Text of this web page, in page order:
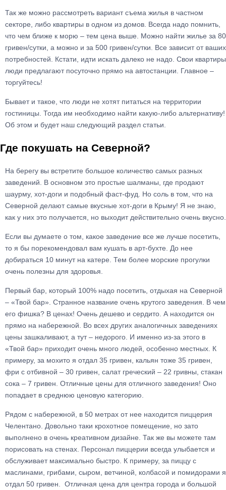
Так же можно рассмотреть вариант съема жилья в частном
секторе, либо квартиры в одном из домов. Всегда надо помнить,
что чем ближе к морю – тем цена выше. Можно найти жилье за 80
гривен/сутки, а можно и за 500 гривен/сутки. Все зависит от ваших
потребностей. Кстати, идти искать далеко не надо. Свои квартиры
люди предлагают посуточно прямо на автостанции. Главное –
торгуйтесь!
Бывает и такое, что люди не хотят питаться на территории
гостиницы. Тогда им необходимо найти какую-либо альтернативу!
Об этом и будет наш следующий раздел статьи.
Где покушать на Северной?
На берегу вы встретите большое количество самых разных
заведений. В основном это простые шалманы, где продают
шаурму, хот-доги и подобный фаст-фуд. Но соль в том, что на
Северной делают самые вкусные хот-доги в Крыму! Я не знаю,
как у них это получается, но выходит действительно очень вкусно.
Если вы думаете о том, какое заведение все же лучше посетить,
то я бы порекомендовал вам кушать в арт-бухте. До нее
добираться 10 минут на катере. Тем более морские прогулки
очень полезны для здоровья.
Первый бар, который 100% надо посетить, отдыхая на Северной
– «Твой бар». Странное название очень крутого заведения. В чем
его фишка? В ценах! Очень дешево и сердито. А находится он
прямо на набережной. Во всех других аналогичных заведениях
цены зашкаливают, а тут – недорого. И именно из-за этого в
«Твой бар» приходит очень много людей, особенно местных. К
примеру, за мохито я отдал 35 гривен, кальян тоже 35 гривен,
фри с отбивной – 30 гривен, салат греческий – 22 гривны, стакан
сока – 7 гривен. Отличные цены для отличного заведения! Оно
попадает в среднюю ценовую категорию.
Рядом с набережной, в 50 метрах от нее находится пиццерия
Челентано. Довольно таки крохотное помещение, но зато
выполнено в очень креативном дизайне. Так же вы можете там
порисовать на стенах. Персонал пиццерии всегда улыбается и
обслуживает максимально быстро. К примеру, за пиццу с
маслинами, грибами, сыром, ветчиной, колбасой и помидорами я
отдал 50 гривен. Отличная цена для центра города и большой